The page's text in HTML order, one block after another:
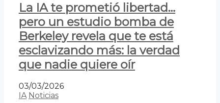
La IA te prometió libertad…
pero un estudio bomba de
Berkeley revela que te está
esclavizando más: la verdad
que nadie quiere oír
03/03/2026
IA Noticias